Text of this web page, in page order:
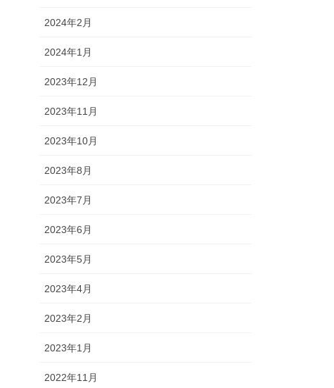
2024年2月
2024年1月
2023年12月
2023年11月
2023年10月
2023年8月
2023年7月
2023年6月
2023年5月
2023年4月
2023年2月
2023年1月
2022年11月